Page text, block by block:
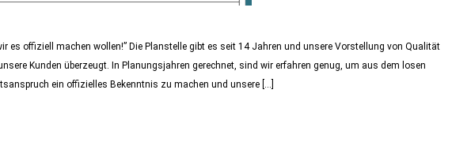
es offiziell machen wollen!” Die Planstelle gibt es seit 14 Jahren und unsere Vorstellung von Qualität
Kunden überzeugt. In Planungsjahren gerechnet, sind wir erfahren genug, um aus dem losen
ein offizielles Bekenntnis zu machen und unsere […]